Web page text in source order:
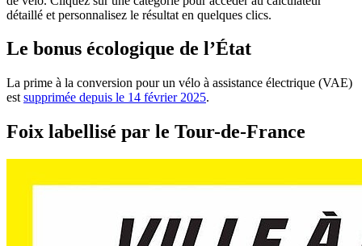
détaillé et personnalisez le résultat en quelques clics.
Le bonus écologique de l’État
La prime à la conversion pour un vélo à assistance électrique (VAE)
est supprimée depuis le 14 février 2025.
Foix labellisé par le Tour-de-France